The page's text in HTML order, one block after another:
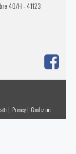
40/H - 41123
| Privacy | Condizioni